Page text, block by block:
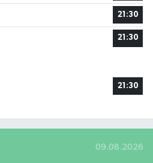
21:30
21:30
21:30
09.08.2026